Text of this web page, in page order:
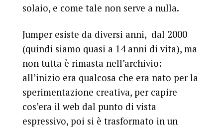
solaio, e come tale non serve a nulla.
Jumper esiste da diversi anni, dal 2000
(quindi siamo quasi a 14 anni di vita), ma
non tutta è rimasta nell’archivio:
all’inizio era qualcosa che era nato per la
sperimentazione creativa, per capire
cos’era il web dal punto di vista
espressivo, poi si è trasformato in un